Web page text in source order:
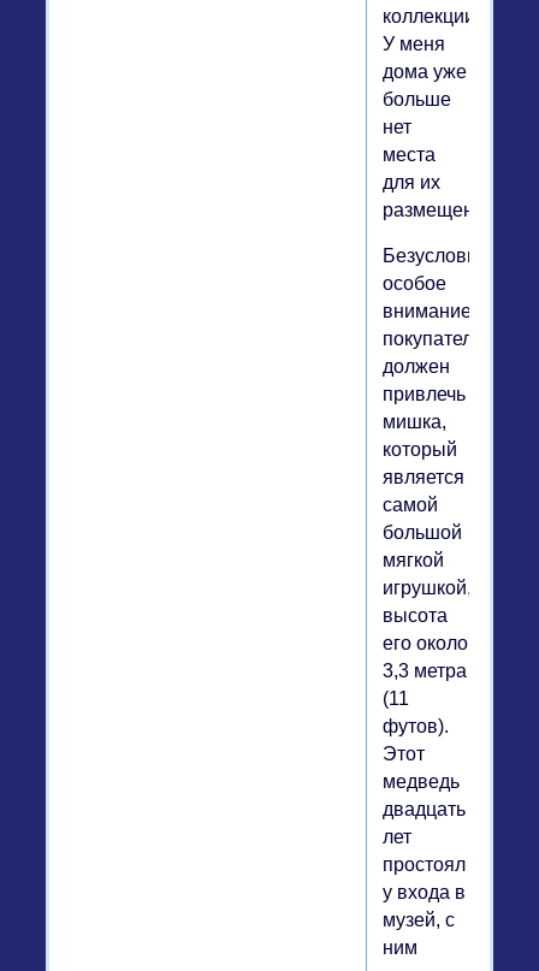
коллекции.
У меня
дома уже
больше
нет
места
для их
размещения».
Безусловно,
особое
внимание
покупателей
должен
привлечь
мишка,
который
является
самой
большой
мягкой
игрушкой,
высота
его около
3,3 метра
(11
футов).
Этот
медведь
двадцать
лет
простоял
у входа в
музей, с
ним